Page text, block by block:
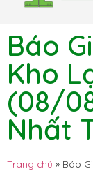
Báo
Kho
(08/
Nhất
Trang chủ » Báo